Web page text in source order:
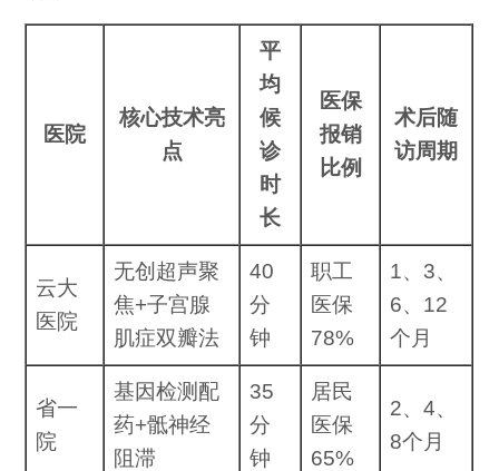
医院
核心技术亮
点
平
均
候
诊
时
长
医保
报销
比例
术后随
访周期
云大
医院
无创超声聚
焦+子宫腺
肌症双瓣法
40
分
钟
职工
医保
78%
1、3、
6、12
个月
省一
院
基因检测配
药+骶神经
阻滞
35
分
钟
居民
医保
65%
2、4、
8个月